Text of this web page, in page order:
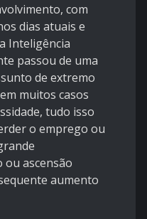
com
dias atuais e
Inteligência
passou de uma
de extremo
muitos casos
tudo isso
o emprego ou
ascensão
aumento